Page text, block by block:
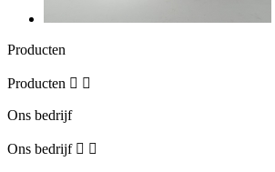
Producten
Producten  
Ons bedrijf
Ons bedrijf  